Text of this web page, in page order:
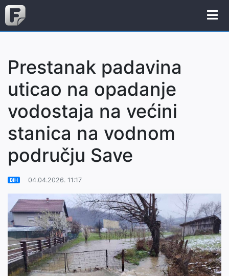
Prestanak padavina
uticao na opadanje
vodostaja na većini
stanica na vodnom
području Save
BiH 04.04.2026. 11:17